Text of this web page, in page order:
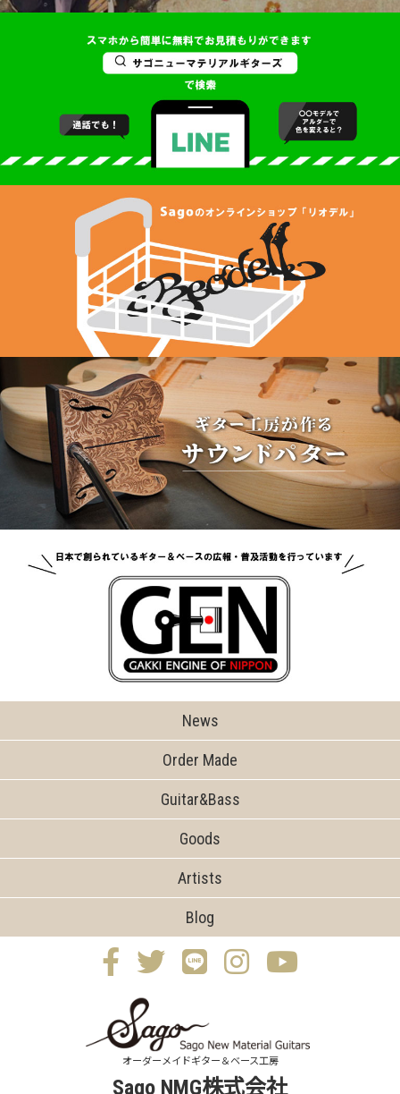
News
Order Made
Guitar&Bass
Goods
Artists
Blog
オーダーメイドギター＆ベース工房
Sago NMG株式会社